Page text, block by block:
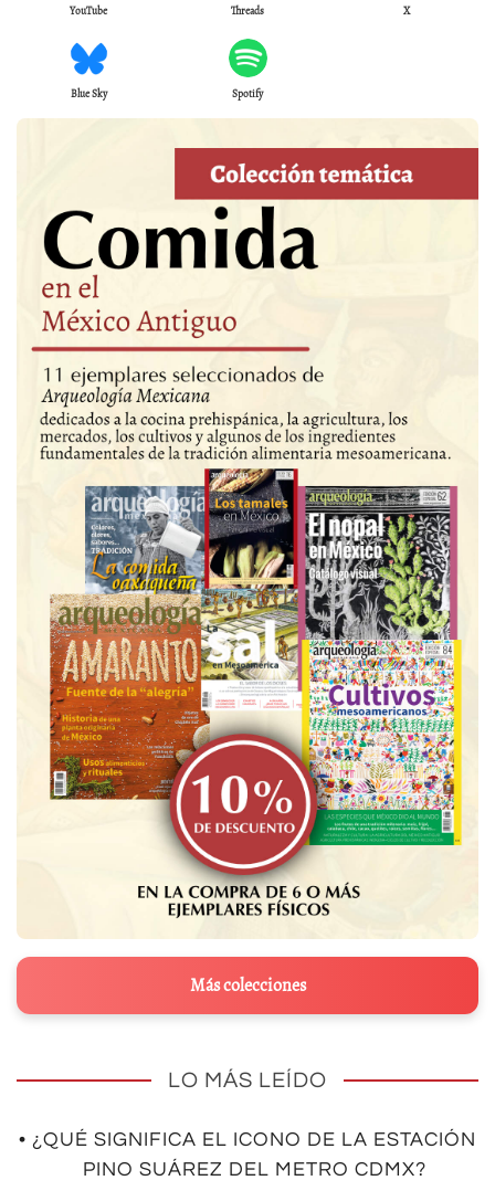
YouTube Threads X
Blue Sky Spotify
Más colecciones
LO MÁS LEÍDO
• ¿QUÉ SIGNIFICA EL ICONO DE LA ESTACIÓN
PINO SUÁREZ DEL METRO CDMX?